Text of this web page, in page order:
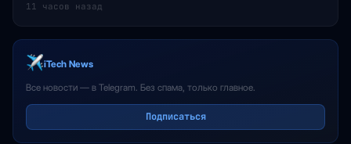
11 часов назад
iTech News
Все новости — в Telegram. Без спама, только главное.
Подписаться